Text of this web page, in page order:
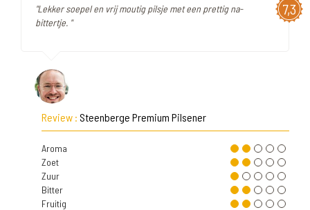
7,3
"Lekker soepel en vrij moutig pilsje met een prettig na-
bittertje. "
Review : Steenberge Premium Pilsener
Aroma
Zoet
Zuur
Bitter
Fruitig